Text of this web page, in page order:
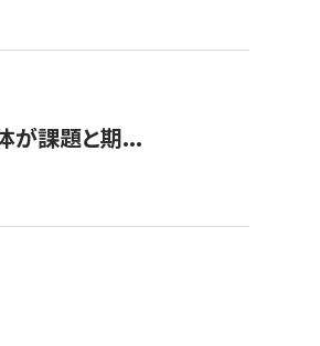
が課題と期...